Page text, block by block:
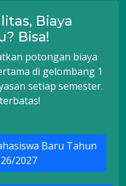
Biaya
Bisa!
potongan biaya
di gelombang 1
setiap semester.
2027